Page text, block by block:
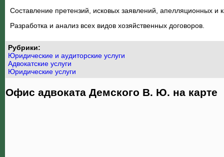
Составление претензий, исковых заявлений, апелляционных и
Разработка и анализ всех видов хозяйственных договоров.
Рубрики:
Юридические и аудиторские услуги
Адвокатские услуги
Юридические услуги
Офис адвоката Демского В. Ю. на карте